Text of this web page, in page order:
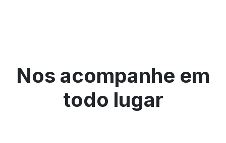
Nos acompanhe em
todo lugar